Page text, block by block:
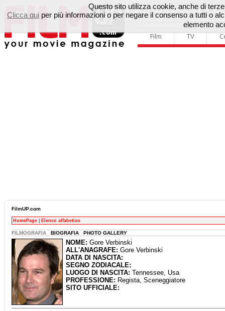
Film TV
FilmUP.com
HomePage Elenco alfabetico
FILMOGRAFIA BIOGRAFIA PHOTO GALLERY
NOME: Gore Verbinski
ALL'ANAGRAFE: Gore Verbinski
DATA DI NASCITA:
SEGNO ZODIACALE:
LUOGO DI NASCITA: Tennessee, Usa
PROFESSIONE: Regista, Sceneggiatore
SITO UFFICIALE:
Questo sito utilizza cookie, anche di
Clicca qui per più informazioni o per negare il consenso a tutti o
elemento